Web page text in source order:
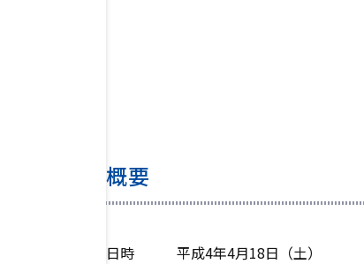
概要
日時 平成4年4月18日（土）